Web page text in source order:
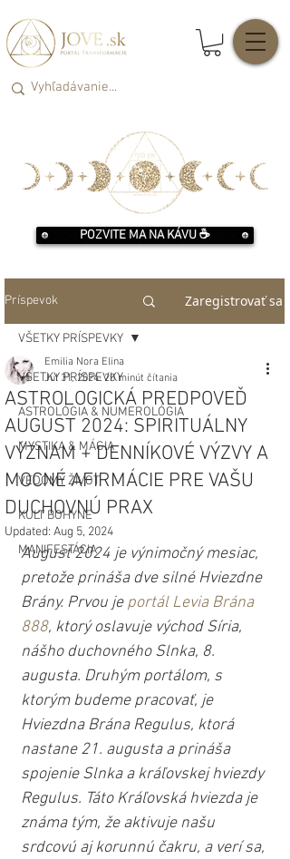
POZVITE MA NA KÁVU ☕️
Príspevok Zaregistrovať sa
VŠETKY PRÍSPEVKY
ASTROLÓGIA & NUMEROLÓGIA
MYSTIKA & MÁGIA
VEDOMÝ ŽIVOT
KULT BOHYNE
MANIFESTÁCIA
VŠETKY PRÍSPEVKY
ASTROLOGICKÁ PREDPOVEĎ
AUGUST 2024: SPIRITUÁLNY
VÝZNAM + DENNÍKOVÉ VÝZVY A
MOCNÉ AFIRMÁCIE PRE VAŠU
DUCHOVNÚ PRAX
Emilia Nora Elina
Jul 31, 2024 20 minút čítania
Updated: Aug 5, 2024
August 2024 je výnimočný mesiac,
pretože prináša dve silné Hviezdne
Brány. Prvou je portál Levia Brána
888, ktorý oslavuje východ Síria,
nášho duchovného Slnka, 8.
augusta. Druhým portálom, s
ktorým budeme pracovať, je
Hviezdna Brána Regulus, ktorá
nastane 21. augusta a prináša
spojenie Slnka a kráľovskej hviezdy
Regulus. Táto Kráľovská hviezda je
známa tým, že aktivuje našu
srdcovú aj korunnú čakru, a verí sa,